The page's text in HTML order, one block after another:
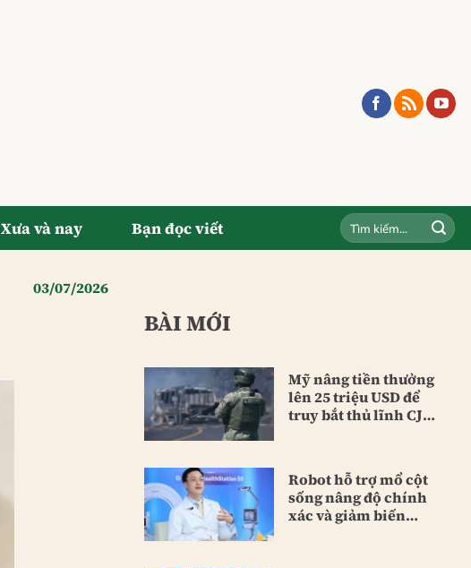
Xưa và nay Bạn đọc viết
03/07/2026
BÀI MỚI
Mỹ nâng tiền thưởng
lên 25 triệu USD để
truy bắt thủ lĩnh CJNG
Robot hỗ trợ mổ cột
sống nâng độ chính
xác và giảm biến